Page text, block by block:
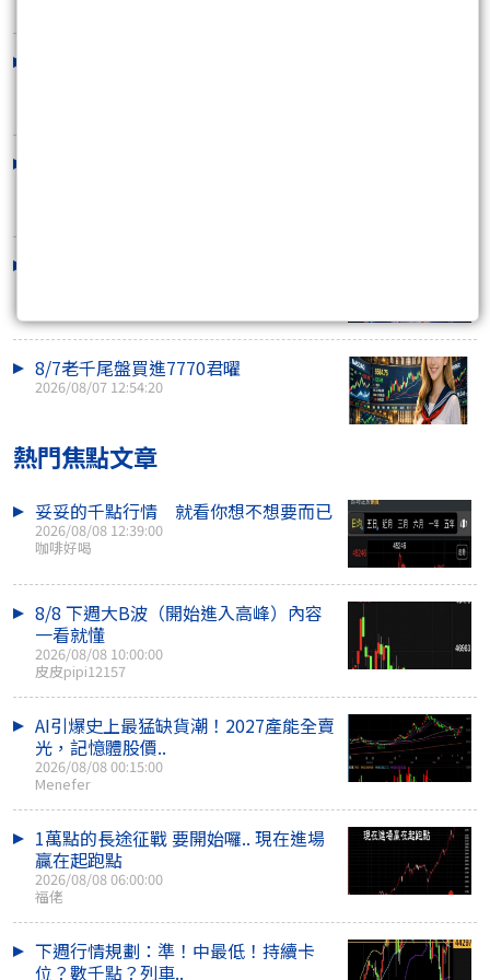
8/7老千尾盤買進7770君曜
2026/08/07 12:54:20
熱門焦點文章
妥妥的千點行情 就看你想不想要而已
2026/08/08 12:39:00
咖啡好喝
8/8 下週大B波（開始進入高峰）內容
一看就懂
2026/08/08 10:00:00
皮皮pipi12157
AI引爆史上最猛缺貨潮！2027產能全賣
光，記憶體股價..
2026/08/08 00:15:00
Menefer
1萬點的長途征戰 要開始囉.. 現在進場
贏在起跑點
2026/08/08 06:00:00
福佬
下週行情規劃：準！中最低！持續卡
位？數千點？列車..